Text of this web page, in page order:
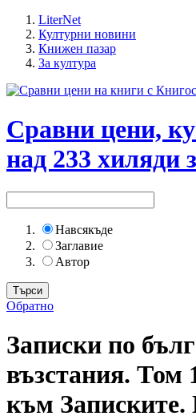
LiterNet
Културни новини
Книжен пазар
За култура
Сравни цени,
над 233 хиляди
Навсякъде
Заглавие
Автор
Обратно
Записки по
възстания. Том
към